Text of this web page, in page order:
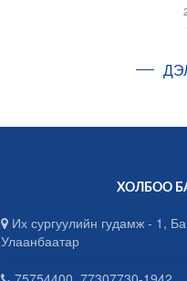
ХОЛБОО
Их сургуулийн гудамж - 1,
Улаанбаатар